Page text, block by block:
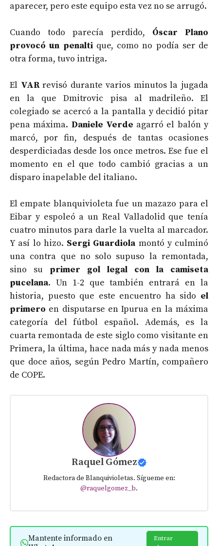
aparecer, pero este equipo esta vez no se arrugó.
Cuando todo parecía perdido, Óscar Plano
provocó un penaltique, como no podía ser de
otra forma, tuvo intriga.
El VARrevisó durante varios minutos la jugada
en la que Dmitrovic pisa al madrileño. El
colegiado se acercó a la pantalla y decidió pitar
pena máxima. Daniele Verde agarró el balón y
marcó, por fin, después de tantas ocasiones
desperdiciadas desde los once metros. Ese fue el
momento en el que todo cambió gracias a un
disparo inapelable del italiano.
El empate blanquivioleta fue un mazazo para el
Eibar y espoleó a un Real Valladolid que tenía
cuatro minutos para darle la vuelta al marcador.
Y así lo hizo. Sergi Guardiola montó y culminó
una contra que no solo supuso la remontada,
sino su primer gol legal con la camiseta
pucelana. Un 1-2 que también entrará en la
historia, puesto que este encuentro ha sido el
primero en disputarse en Ipurua en la máxima
categoría del fútbol español. Además, es la
cuarta remontada de este siglo como visitante en
Primera, la última, hace nada más y nada menos
que doce años, según Pedro Martín, compañero
de COPE.
Raquel Gómez
Redactora de Blanquivioletas. Sígueme en:
@raquelgomez_b.
Mantente informado en
Entrar